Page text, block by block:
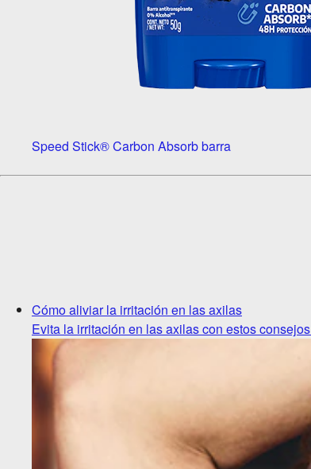
Speed Stick® Carbon Absorb barra
Cómo aliviar la irritación en las axilas
Evita la irritación en las axilas con estos